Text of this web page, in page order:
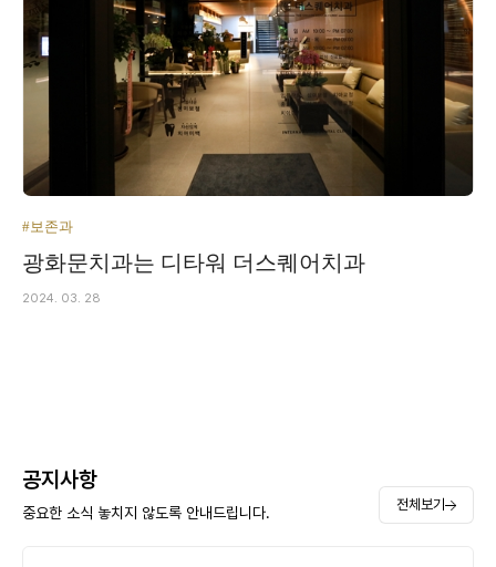
#보존과
광화문치과는 디타워 더스퀘어치과
2024. 03. 28
공지사항
중요한 소식 놓치지 않도록 안내드립니다. 전체보기